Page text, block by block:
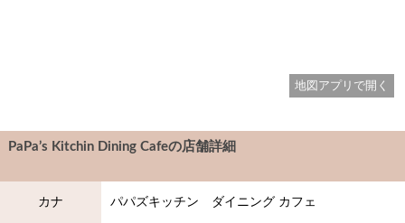
地図アプリで開く
PaPa’s Kitchin Dining Cafeの店舗詳細
カナ パパズキッチン ダイニング カフェ